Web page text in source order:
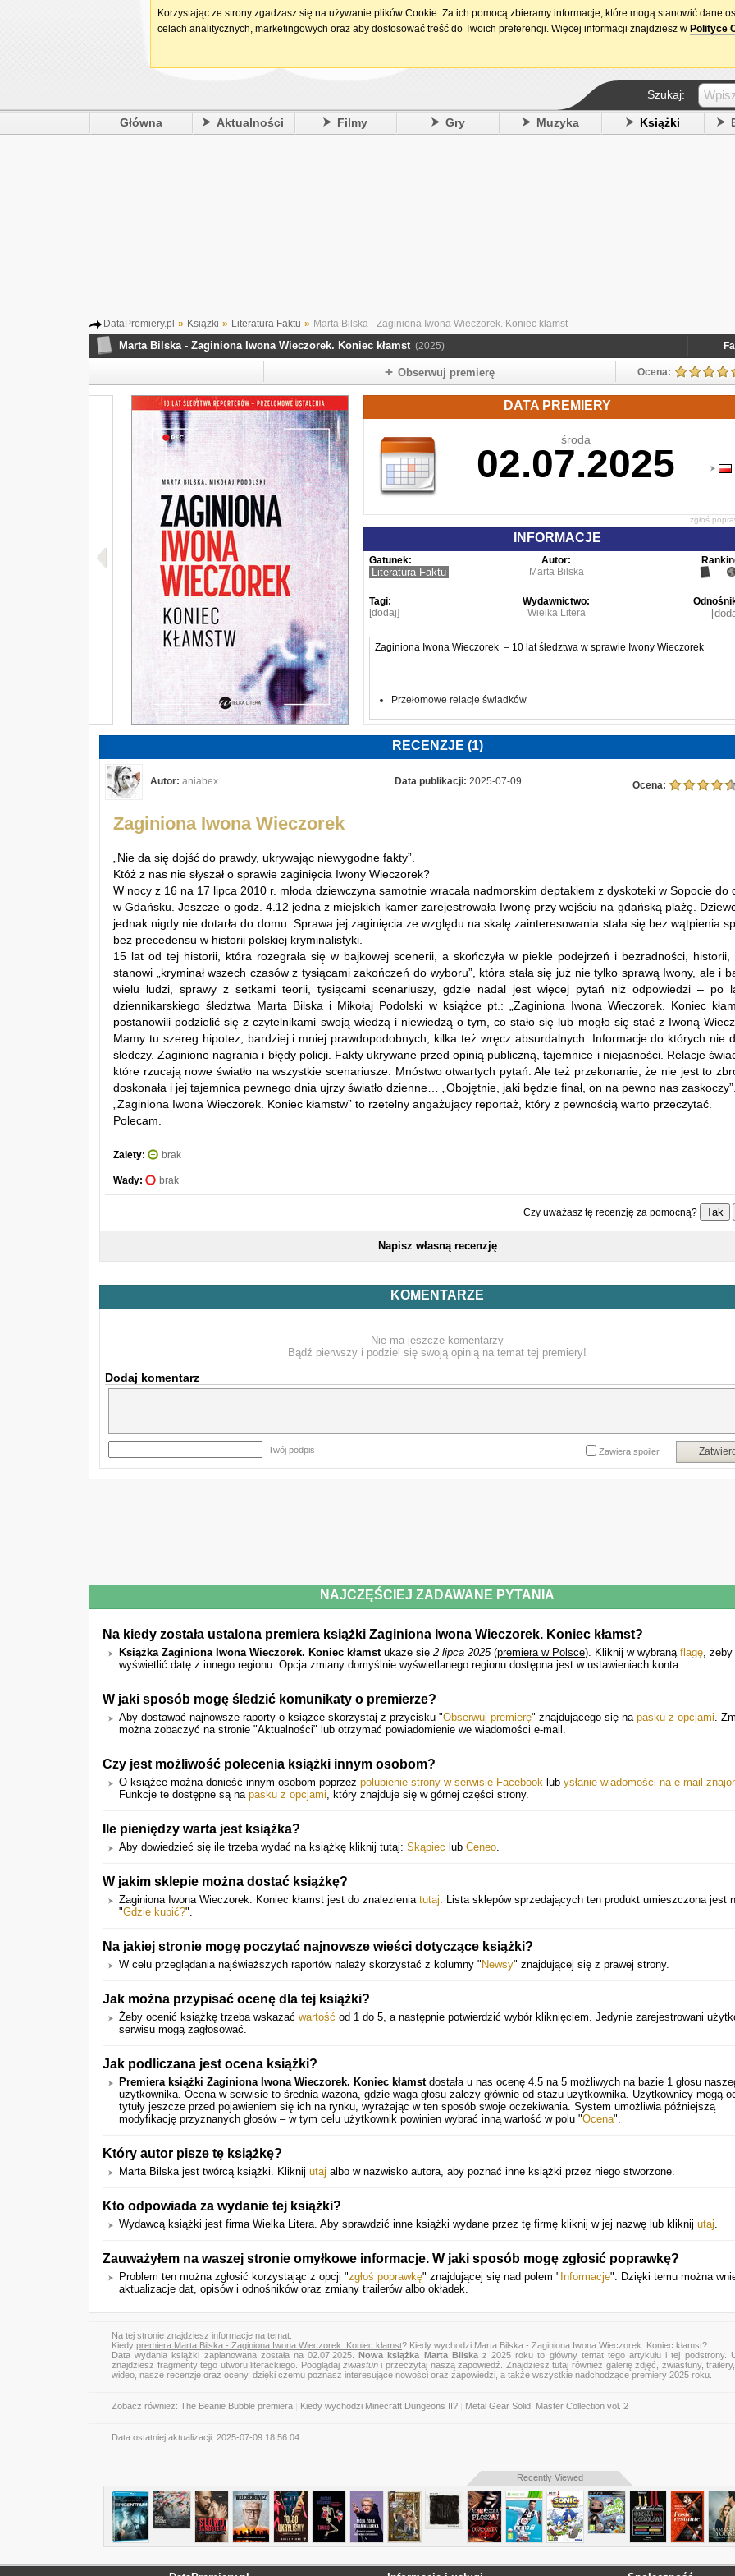
15. urodziny DataPremiery.pl
Szukaj:
Główna Aktualności Filmy Gry Muzyka Książki
DataPremiery.pl » Książki » Literatura Faktu » Marta Bilska - Zaginiona Iwona Wieczorek. Koniec kłamst
Marta Bilska - Zaginiona Iwona Wieczorek. Koniec kłamst (2025)
Obserwuj premierę Ocena:
DATA PREMIERY
środa
02.07.2025
zgłoś
INFORMACJE
Gatunek:
Literatura Faktu
Autor:
Marta Bilska
-
Tagi:
[dodaj]
Wydawnictwo:
Wielka Litera
Zaginiona Iwona Wieczorek – 10 lat śledztwa w sprawie Iwony Wieczorek
Przełomowe relacje świadków
Nowy krąg podejrzanych
Informacje, do których nie dotarli śledczy
Zaginione nagrania i inne błędy policji
W 15. rocznicę zaginięcia Iwony Wieczorek, po wielu latach dziennikarskiego
śledztwa, Mikołaj Podolski i Marta Bilska odkrywają przed czytelnikami
informacje, które mogą przyczynić się do ujawnienia prawdy o
polskim zaginięciu.
Do dziś pewne jest tylko jedno – w nocy z 16 na 17 lipca 2010 r. Iwona
godz. 4.12 jedna z miejskich kamer zarejestrowała ją przy wejściu na
plażę. Potem ślad po dziewczynie zaginął.
Czy tym razem uda się rozwikłać tajemnicę zaginięcia Iwony Wieczorek?
A może komuś zależy na tym, by prawda nie wyszła na jaw?
Powyższy opis pochodzi od wydawcy.
RECENZJE (1)
Autor: aniabex Data publikacji: 2025-07-09 Ocena:
Zaginiona Iwona Wieczorek
„Nie da się dojść do prawdy, ukrywając niewygodne fakty”.
Któż z nas nie słyszał o sprawie zaginięcia Iwony Wieczorek?
W nocy z 16 na 17 lipca 2010 r. młoda dziewczyna samotnie wracała nadmorskim deptakiem z dyskoteki w Sopocie do
w Gdańsku. Jeszcze o godz. 4.12 jedna z miejskich kamer zarejestrowała Iwonę przy wejściu na gdańską plażę.
jednak nigdy nie dotarła do domu. Sprawa jej zaginięcia ze względu na skalę zainteresowania stała się bez wątpienia
bez precedensu w historii polskiej kryminalistyki.
15 lat od tej historii, która rozegrała się w bajkowej scenerii, a skończyła w piekle podejrzeń i bezradności, historii,
stanowi „kryminał wszech czasów z tysiącami zakończeń do wyboru”, która stała się już nie tylko sprawą Iwony, ale i
wielu ludzi, sprawy z setkami teorii, tysiącami scenariuszy, gdzie nadal jest więcej pytań niż odpowiedzi – po
dziennikarskiego śledztwa Marta Bilska i Mikołaj Podolski w książce pt.: „Zaginiona Iwona Wieczorek. Koniec
postanowili podzielić się z czytelnikami swoją wiedzą i niewiedzą o tym, co stało się lub mogło się stać z Iwoną
Mamy tu szereg hipotez, bardziej i mniej prawdopodobnych, kilka też wręcz absurdalnych. Informacje do których nie
śledczy. Zaginione nagrania i błędy policji. Fakty ukrywane przed opinią publiczną, tajemnice i niejasności. Relacje
które rzucają nowe światło na wszystkie scenariusze. Mnóstwo otwartych pytań. Ale też przekonanie, że nie jest to
doskonała i jej tajemnica pewnego dnia ujrzy światło dzienne… „Obojętnie, jaki będzie finał, on na pewno nas zaskoczy”.
„Zaginiona Iwona Wieczorek. Koniec kłamstw” to rzetelny angażujący reportaż, który z pewnością warto przeczytać.
Polecam.
Zalety: brak
Wady: brak
Czy uważasz tę recenzję za pomocną? Tak
Napisz własną recenzję
KOMENTARZE
Nie ma jeszcze komentarzy
Bądź pierwszy i podziel się swoją opinią na temat tej premiery!
Dodaj komentarz
Twój podpis Zawiera spoiler
NAJCZĘŚCIEJ ZADAWANE PYTANIA
Na kiedy została ustalona premiera książki Zaginiona Iwona Wieczorek. Koniec kłamst?
Książka Zaginiona Iwona Wieczorek. Koniec kłamstukaże się 2 lipca 2025(premiera w Polsce). Kliknij w wybraną flagę, żeby
wyświetlić datę z innego regionu. Opcja zmiany domyślnie wyświetlanego regionu dostępna jest w ustawieniach konta.
W jaki sposób mogę śledzić komunikaty o premierze?
Aby dostawać najnowsze raporty o książce skorzystaj z przycisku "Obserwuj premierę" znajdującego się na pasku z opcjami.
można zobaczyć na stronie "Aktualności" lub otrzymać powiadomienie we wiadomości e-mail.
Czy jest możliwość polecenia książki innym osobom?
O książce można donieść innym osobom poprzez polubienie strony w serwisie Facebook lub ysłanie wiadomości na e-mail
Funkcje te dostępne są na pasku z opcjami, który znajduje się w górnej części strony.
Ile pieniędzy warta jest książka?
Aby dowiedzieć się ile trzeba wydać na książkę kliknij tutaj: Skąpiec lub Ceneo.
W jakim sklepie można dostać książkę?
Zaginiona Iwona Wieczorek. Koniec kłamst jest do znalezienia tutaj. Lista sklepów sprzedających ten produkt umieszczona jest
"Gdzie kupić?".
Na jakiej stronie mogę poczytać najnowsze wieści dotyczące książki?
W celu przeglądania najświeższych raportów należy skorzystać z kolumny " Newsy" znajdującej się z prawej strony.
Jak można przypisać ocenę dla tej książki?
Żeby ocenić książkę trzeba wskazać wartość od 1 do 5, a następnie potwierdzić wybór kliknięciem. Jedynie zarejestrowani
serwisu mogą zagłosować.
Jak podliczana jest ocena książki?
Premiera książki Zaginiona Iwona Wieczorek. Koniec kłamstdostała u nas ocenę 4.5 na 5 możliwych na bazie 1 głosu
użytkownika. Ocena w serwisie to średnia ważona, gdzie waga głosu zależy głównie od stażu użytkownika. Użytkownicy mogą
tytuły jeszcze przed pojawieniem się ich na rynku, wyrażając w ten sposób swoje oczekiwania. System umożliwia późniejszą
modyfikację przyznanych głosów – w tym celu użytkownik powinien wybrać inną wartość w polu "Ocena".
Który autor pisze tę książkę?
Marta Bilska jest twórcą książki. Kliknij utaj albo w nazwisko autora, aby poznać inne książki przez niego stworzone.
Kto odpowiada za wydanie tej książki?
Wydawcą książki jest firma Wielka Litera. Aby sprawdzić inne książki wydane przez tę firmę kliknij w jej nazwę lub kliknij utaj.
Zauważyłem na waszej stronie omyłkowe informacje. W jaki sposób mogę zgłosić poprawkę?
Problem ten można zgłosić korzystając z opcji "zgłoś poprawkę" znajdującej się nad polem " Informacje". Dzięki temu można
aktualizacje dat, opisów i odnośników oraz zmiany trailerów albo okładek.
Na tej stronie znajdziesz informacje na temat:
Kiedy premiera Marta Bilska - Zaginiona Iwona Wieczorek. Koniec kłamst? Kiedy wychodzi Marta Bilska - Zaginiona Iwona Wieczorek. Koniec kłamst?
Data wydania książki zaplanowana została na 02.07.2025.Nowa książka Marta Bilskaz 2025 roku to główny temat tego artykułu i tej podstrony.
znajdziesz fragmenty tego utworu literackiego. Pooglądaj zwiastuni przeczytaj naszą zapowiedź. Znajdziesz tutaj również galerię zdjęć, zwiastuny,
wideo, nasze recenzje oraz oceny, dzięki czemu poznasz interesujące nowości oraz zapowiedzi, a także wszystkie nadchodzące premiery 2025 roku.
Zobacz również: The Beanie Bubble premiera Kiedy wychodzi Minecraft Dungeons II? Metal Gear Solid: Master Collection vol. 2
Data ostatniej aktualizacji: 2025-07-09 18:56:04
NOWA KSIĄŻKA MARTA BILSKA -
Recently Viewed
Korzystając ze strony zgadzasz się na używanie plików Cookie. Za ich pomocą zbieramy informacje, które mogą stanowić dane
celach analitycznych, marketingowych oraz aby dostosować treść do Twoich preferencji. Więcej informacji znajdziesz w Polityce